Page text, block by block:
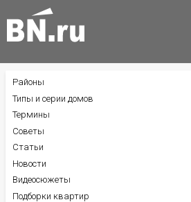
БОКОВОЕ
МЕНЮ
Районы
Типы и серии домов
Термины
Советы
Статьи
Новости
Видеосюжеты
Подборки квартир